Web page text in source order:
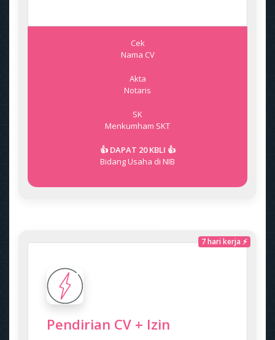
Cek
Nama CV
Akta
Notaris
SK
Menkumham SKT
👍 DAPAT 20 KBLI 👍
Bidang Usaha di NIB
7 hari kerja ⚡
Pendirian CV + Izin